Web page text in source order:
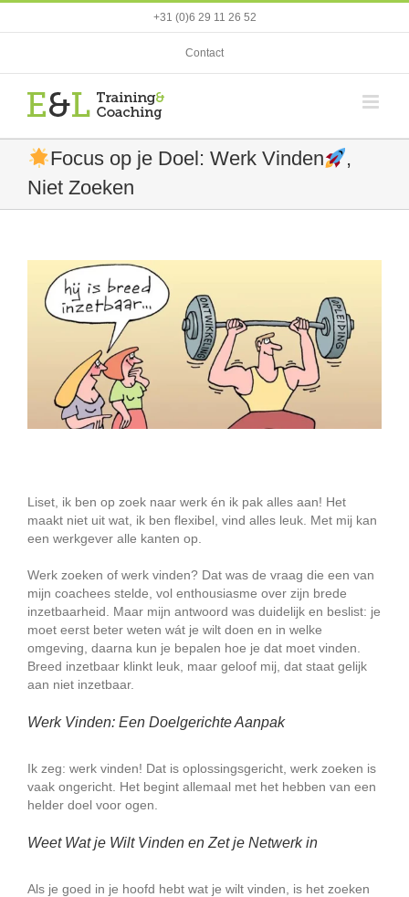
+31 (0)6 29 11 26 52
Contact
Focus op je Doel: Werk Vinden
,
Niet Zoeken
Larger
Image
Liset, ik ben op zoek naar werk én ik pak alles aan! Het
maakt niet uit wat, ik ben flexibel, vind alles leuk. Met mij kan
een werkgever alle kanten op.
Werk zoeken of werk vinden? Dat was de vraag die een van
mijn coachees stelde, vol enthousiasme over zijn brede
inzetbaarheid. Maar mijn antwoord was duidelijk en beslist: je
moet eerst beter weten wát je wilt doen en in welke
omgeving, daarna kun je bepalen hoe je dat moet vinden.
Breed inzetbaar klinkt leuk, maar geloof mij, dat staat gelijk
aan niet inzetbaar.
Werk Vinden: Een Doelgerichte Aanpak
Ik zeg: werk vinden! Dat is oplossingsgericht, werk zoeken is
vaak ongericht. Het begint allemaal met het hebben van een
helder doel voor ogen.
Weet Wat je Wilt Vinden en Zet je Netwerk in
Als je goed in je hoofd hebt wat je wilt vinden, is het zoeken